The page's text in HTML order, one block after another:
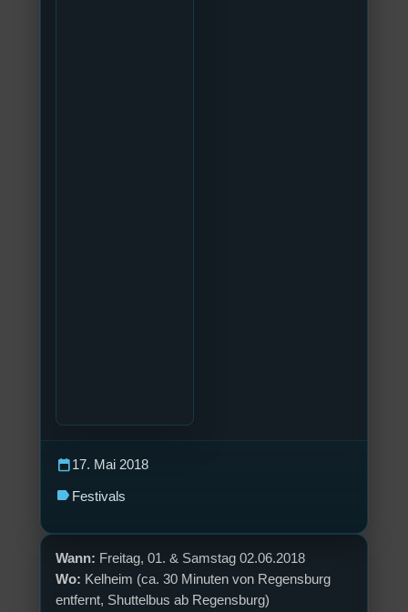
Wann: Freitag, 01. & Samstag 02.06.2018
Wo: Kelheim (ca. 30 Minuten von Regensburg
entfernt, Shuttelbus ab Regensburg)
calendar_today17. Mai 2018
label Festivals